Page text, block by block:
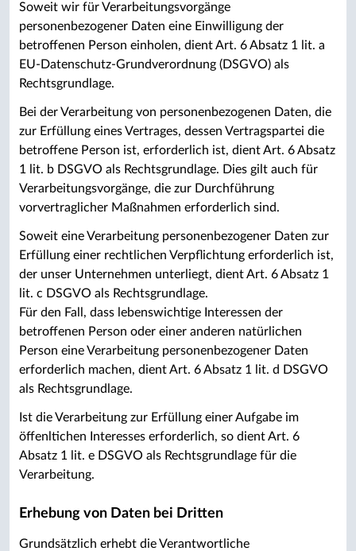
Soweit wir für Verarbeitungsvorgänge
personenbezogener Daten eine Einwilligung der
betroffenen Person einholen, dient Art. 6 Absatz 1 lit. a
EU-Datenschutz-Grundverordnung (DSGVO) als
Rechtsgrundlage.
Bei der Verarbeitung von personenbezogenen Daten, die
zur Erfüllung eines Vertrages, dessen Vertragspartei die
betroffene Person ist, erforderlich ist, dient Art. 6 Absatz
1 lit. b DSGVO als Rechtsgrundlage. Dies gilt auch für
Verarbeitungsvorgänge, die zur Durchführung
vorvertraglicher Maßnahmen erforderlich sind.
Soweit eine Verarbeitung personenbezogener Daten zur
Erfüllung einer rechtlichen Verpflichtung erforderlich ist,
der unser Unternehmen unterliegt, dient Art. 6 Absatz 1
lit. c DSGVO als Rechtsgrundlage.
Für den Fall, dass lebenswichtige Interessen der
betroffenen Person oder einer anderen natürlichen
Person eine Verarbeitung personenbezogener Daten
erforderlich machen, dient Art. 6 Absatz 1 lit. d DSGVO
als Rechtsgrundlage.
Ist die Verarbeitung zur Erfüllung einer Aufgabe im
öffenltichen Interesses erforderlich, so dient Art. 6
Absatz 1 lit. e DSGVO als Rechtsgrundlage für die
Verarbeitung.
Erhebung von Daten bei Dritten
Grundsätzlich erhebt die Verantwortliche